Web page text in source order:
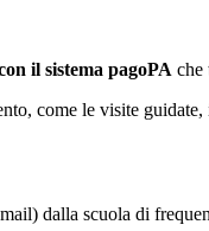
il sistema pagoPA che
come le visite guidate,
dalla scuola di